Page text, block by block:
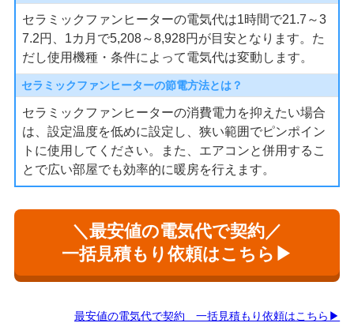
セラミックファンヒーターの電気代は1時間で21.7～3
7.2円、1カ月で5,208～8,928円が目安となります。た
だし使用機種・条件によって電気代は変動します。
セラミックファンヒーターの節電方法とは？
セラミックファンヒーターの消費電力を抑えたい場合
は、設定温度を低めに設定し、狭い範囲でピンポイン
トに使用してください。また、エアコンと併用するこ
とで広い部屋でも効率的に暖房を行えます。
＼最安値の電気代で契約／
一括見積もり依頼はこちら▶
最安値の電気代で契約 一括見積もり依頼はこちら▶